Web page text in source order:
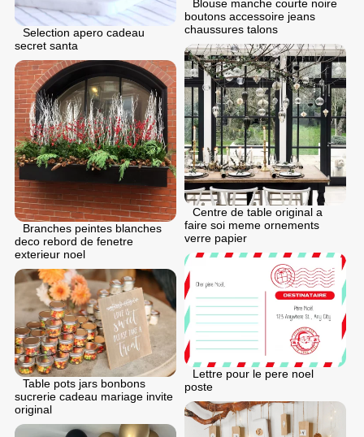
Blouse manche courte noire
boutons accessoire jeans
chaussures talons
Selection apero cadeau
secret santa
Centre de table original a
faire soi meme ornements
verre papier
Branches peintes blanches
deco rebord de fenetre
exterieur noel
Lettre pour le pere noel
poste
Table pots jars bonbons
sucrerie cadeau mariage invite
original